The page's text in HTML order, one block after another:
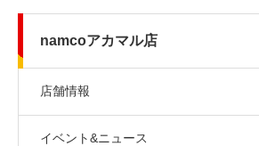
namcoアカマル店
店舗情報
イベント&ニュース